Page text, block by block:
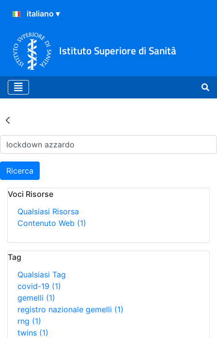
Istituto Superiore di Sanità
Risultati della Ricerca -
Ricerca
Voci Risorse
Qualsiasi Risorsa
Contenuto Web (1)
Tag
Qualsiasi Tag
covid-19 (1)
gemelli (1)
registro nazionale gemelli (1)
rng (1)
twins (1)